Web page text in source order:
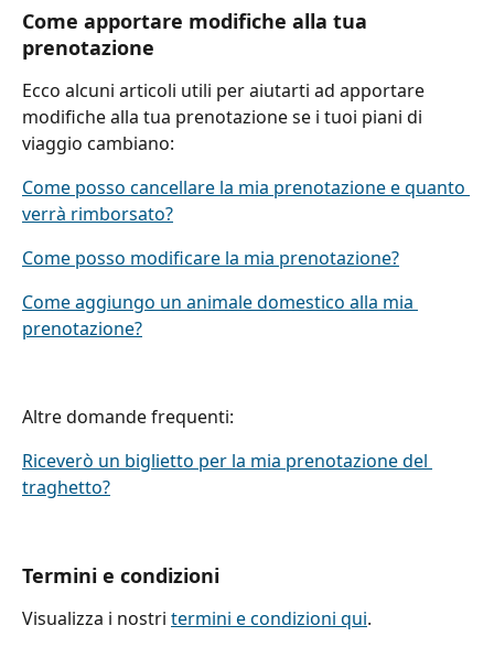
Come apportare modifiche alla tua
prenotazione
Ecco alcuni articoli utili per aiutarti ad apportare
modifiche alla tua prenotazione se i tuoi piani di
viaggio cambiano:
Come posso cancellare la mia prenotazione e quanto
verrà rimborsato?
Come posso modificare la mia prenotazione?
Come aggiungo un animale domestico alla mia
prenotazione?
Altre domande frequenti:
Riceverò un biglietto per la mia prenotazione del
traghetto?
Termini e condizioni
Visualizza i nostri termini e condizioni qui.